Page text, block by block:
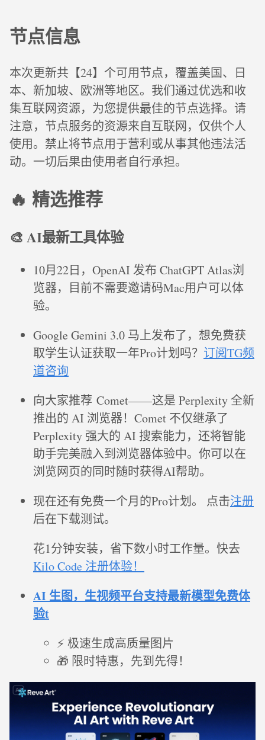
节点信息
本次更新共【24】个可用节点，覆盖美国、日
本、新加坡、欧洲等地区。我们通过优选和收
集互联网资源，为您提供最佳的节点选择。请
注意，节点服务的资源来自互联网，仅供个人
使用。禁止将节点用于营利或从事其他违法活
动。一切后果由使用者自行承担。
🔥 精选推荐
🎨 AI最新工具体验
10月22日，OpenAI 发布 ChatGPT Atlas浏
览器，目前不需要邀请码Mac用户可以体
验。
Google Gemini 3.0 马上发布了，想免费获
取学生认证获取一年Pro计划吗？ 订阅TG频
道咨询
向大家推荐 Comet——这是 Perplexity 全新
推出的 AI 浏览器！Comet 不仅继承了
Perplexity 强大的 AI 搜索能力，还将智能
助手完美融入到浏览器体验中。你可以在
浏览网页的同时随时获得AI帮助。
现在还有免费一个月的Pro计划。 点击注册
后在下载测试。
花1分钟安装，省下数小时工作量。快去
Kilo Code 注册体验！
AI 生图，生视频平台支持最新模型免费体
验t
⚡ 极速生成高质量图片
🎁 限时特惠，先到先得！